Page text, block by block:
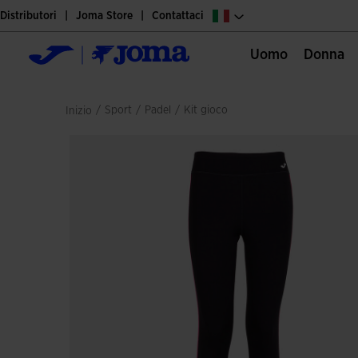
Distributori Joma Store Contattaci
Uomo Donna
Inizio / sport / padel / kit gioco